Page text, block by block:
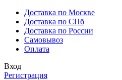
Доставка по Москве
Доставка по СПб
Доставка по России
Самовывоз
Оплата
Вход
Регистрация